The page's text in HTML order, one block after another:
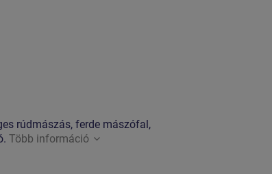
rúdmászás, ferde mászófal,
Több információ